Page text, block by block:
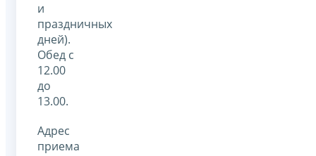
и
праздничных
дней).
Обед с
12.00
до
13.00.
Адрес
приема